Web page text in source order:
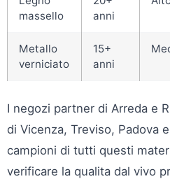
massello
anni
Metallo
verniciato
15+
anni
I negozi partner di Arreda e
di Vicenza, Treviso, Padova
campioni di tutti questi
verificare la qualita dal vivo